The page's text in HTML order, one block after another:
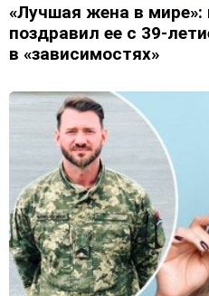
«Лучшая жена в
поздравил ее с 39-
в «зависимостях»